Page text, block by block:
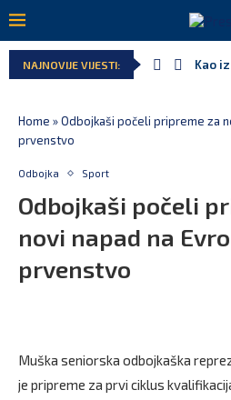
NAJNOVIJE VIJESTI: Kao
Home »Odbojkaši počeli pripreme za
prvenstvo
Odbojka Sport
Odbojkaši počeli
novi napad na
prvenstvo
Muška seniorska odbojkaška
je pripreme za prvi ciklus